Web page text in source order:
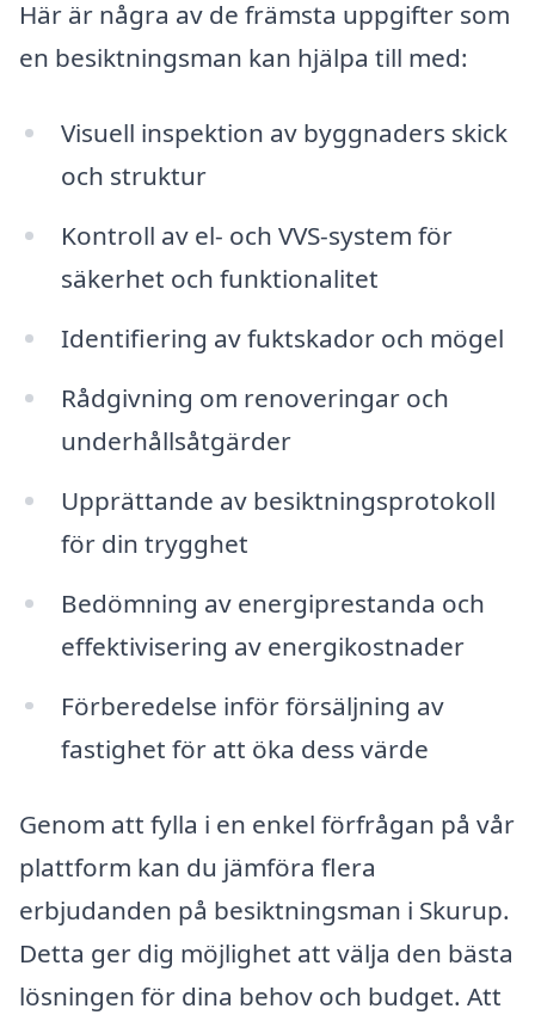
Här är några av de främsta uppgifter som
en besiktningsman kan hjälpa till med:
Visuell inspektion av byggnaders skick
och struktur
Kontroll av el- och VVS-system för
säkerhet och funktionalitet
Identifiering av fuktskador och mögel
Rådgivning om renoveringar och
underhållsåtgärder
Upprättande av besiktningsprotokoll
för din trygghet
Bedömning av energiprestanda och
effektivisering av energikostnader
Förberedelse inför försäljning av
fastighet för att öka dess värde
Genom att fylla i en enkel förfrågan på vår
plattform kan du jämföra flera
erbjudanden på besiktningsman i Skurup.
Detta ger dig möjlighet att välja den bästa
lösningen för dina behov och budget. Att